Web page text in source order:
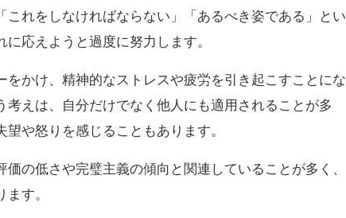
れをしなければならない」「あるべき姿である」とい
応えようと過度に努力します。
をかけ、精神的なストレスや疲労を引き起こすことにな
考えは、自分だけでなく他人にも適用されることが多
や怒りを感じることもあります。
の低さや完璧主義の傾向と関連していることが多く、
す。